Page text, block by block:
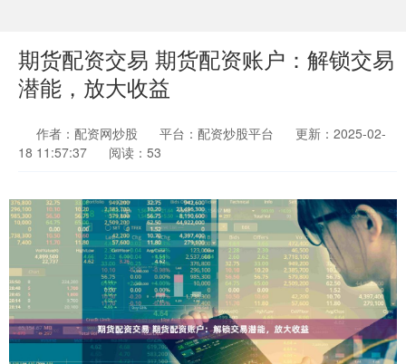
期货配资交易 期货配资账户：解锁交易
潜能，放大收益
作者：配资网炒股 平台：配资炒股平台
更新：2025-02-
18 11:57:37
阅读：53